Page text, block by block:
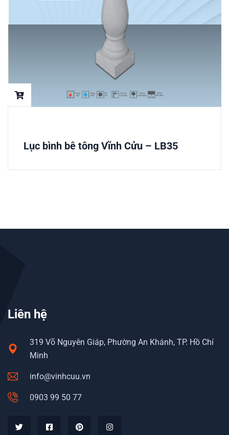
Lục bình bê tông Vĩnh Cửu – LB35
Liên hệ
319 Võ Nguyên Giáp, Phường An Khánh, TP. Hồ Chí
Minh
info@vinhcuu.vn
0903 99 50 77